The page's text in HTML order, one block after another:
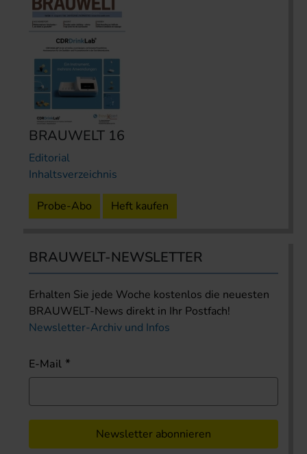
BRAUWELT 16
Editorial
Inhaltsverzeichnis
Probe-Abo Heft kaufen
BRAUWELT-NEWSLETTER
Erhalten Sie jede Woche kostenlos die neuesten
BRAUWELT-News direkt in Ihr Postfach!
Newsletter-Archiv und Infos
E-Mail
Newsletter abonnieren